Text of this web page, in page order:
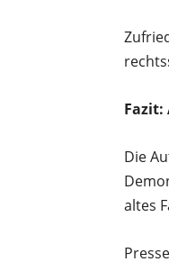
Die
altes